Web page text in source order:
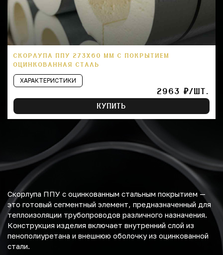
СКОРЛУПА ППУ 273Х60 ММ С ПОКРЫТИЕМ
ОЦИНКОВАННАЯ СТАЛЬ
ХАРАКТЕРИСТИКИ
2963 ₽/ШТ.
КУПИТЬ
Скорлупа ППУ с оцинкованным стальным покрытием —
это готовый сегментный элемент, предназначенный для
теплоизоляции трубопроводов различного назначения.
Конструкция изделия включает внутренний слой из
пенополиуретана и внешнюю оболочку из оцинкованной
стали.